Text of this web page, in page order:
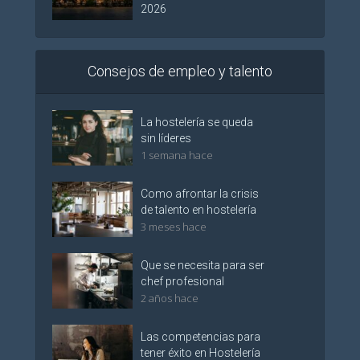
2026
Consejos de empleo y talento
La hostelería se queda
sin líderes
1 semana hace
Como afrontar la crisis
de talento en hostelería
3 meses hace
Que se necesita para ser
chef profesional
2 años hace
Las competencias para
tener éxito en Hostelería